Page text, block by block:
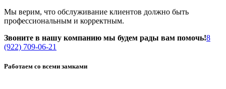
Мы верим, что обслуживание клиентов должно быть
профессиональным и корректным.
Звоните в нашу компанию мы будем рады вам помочь!8
(922) 709-06-21
Работаем со всеми замками